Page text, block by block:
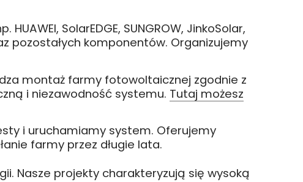
SolarEDGE, SUNGROW, JinkoSolar,
pozostałych komponentów. Organizujemy
montaż farmy fotowoltaicznej zgodnie z
i niezawodność systemu. Tutaj możesz
i uruchamiamy system. Oferujemy
farmy przez długie lata.
Nasze projekty charakteryzują się wysoką